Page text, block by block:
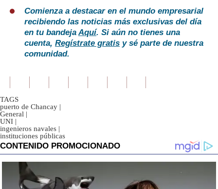
Comienza a destacar en el mundo empresarial
recibiendo las noticias más exclusivas del día
en tu bandejaAquí. Si aún no tienes una
cuenta, Regístrate gratis y sé parte de nuestra
comunidad.
TAGS
puerto de Chancay |
General |
UNI |
ingenieros navales |
instituciones públicas